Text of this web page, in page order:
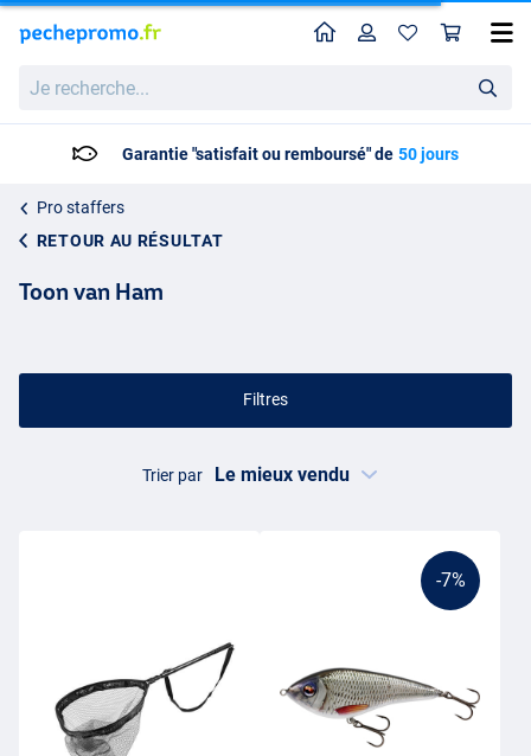
recherche...
HomeProfil
Livraison: 2 à 5 jours ouvrables
Pro staffers
RETOUR AU RÉSULTAT
Toon van Ham
Filtres
Trier par
-7%